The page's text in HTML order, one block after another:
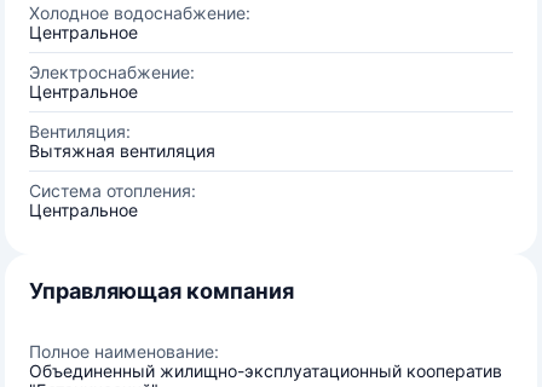
Холодное водоснабжение:
Центральное
Электроснабжение:
Центральное
Вентиляция:
Вытяжная вентиляция
Система отопления:
Центральное
Управляющая компания
Полное наименование:
Объединенный жилищно-эксплуатационный кооператив